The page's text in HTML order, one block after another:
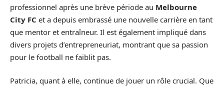
professionnel après une brève période au Melbourne
City FC et a depuis embrassé une nouvelle carrière en tant
que mentor et entraîneur. Il est également impliqué dans
divers projets d’entrepreneuriat, montrant que sa passion
pour le football ne faiblit pas.
Patricia, quant à elle, continue de jouer un rôle crucial. Que